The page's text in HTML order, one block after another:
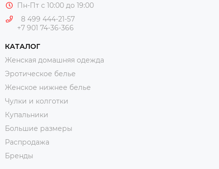
Пн-Пт с 10:00 до 19:00
8 499 444-21-57
+7 901 74-36-366
КАТАЛОГ
Женская домашняя одежда
Эротическое белье
Женское нижнее белье
Чулки и колготки
Купальники
Большие размеры
Распродажа
Бренды